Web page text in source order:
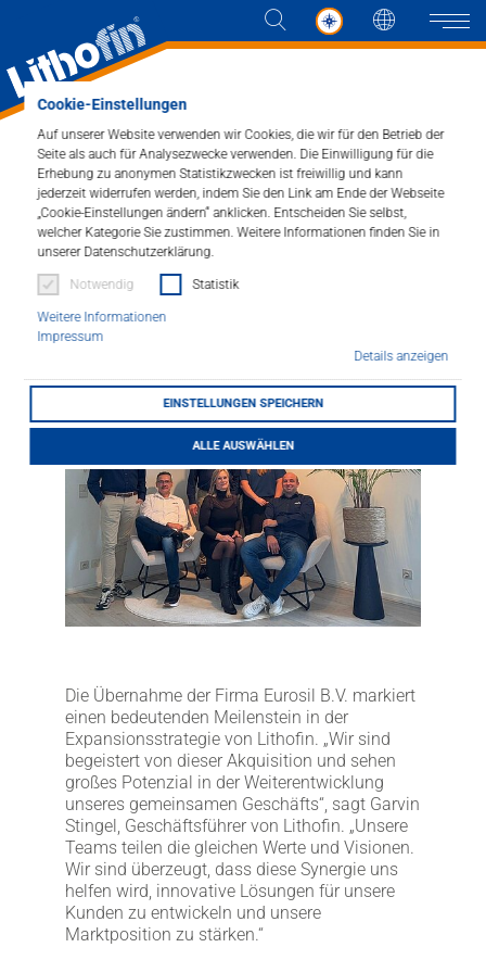
Cookie-Einstellungen
Auf unserer Website verwenden wir Cookies, die wir für den Betrieb der
Seite als auch für Analysezwecke verwenden. Die Einwilligung für die
Erhebung zu anonymen Statistikzwecken ist freiwillig und kann
jederzeit widerrufen werden, indem Sie den Link am Ende der Webseite
„Cookie-Einstellungen ändern“ anklicken. Entscheiden Sie selbst,
welcher Kategorie Sie zustimmen. Weitere Informationen finden Sie in
unserer Datenschutzerklärung.
Notwendig Statistik
Weitere Informationen
Impressum
Details anzeigen
EINSTELLUNGEN SPEICHERN
ALLE AUSWÄHLEN
Sprache
Produkte
Lösungen
Aktuelles
Unternehmen
Kontakt
HÄNDLERSUCHE
LITHOFINDER
Download
Umfirmierung von Eurosil B.V. zu Lithofin
Benelux B.V.
Umfirmierung von
Eurosil B.V. zu Lithofin
Benelux B.V.
Die Übernahme der Firma Eurosil B.V. markiert
einen bedeutenden Meilenstein in der
Expansionsstrategie von Lithofin. „Wir sind
begeistert von dieser Akquisition und sehen
großes Potenzial in der Weiterentwicklung
unseres gemeinsamen Geschäfts“, sagt Garvin
Stingel, Geschäftsführer von Lithofin. „Unsere
Teams teilen die gleichen Werte und Visionen.
Wir sind überzeugt, dass diese Synergie uns
helfen wird, innovative Lösungen für unsere
Kunden zu entwickeln und unsere
Marktposition zu stärken.“